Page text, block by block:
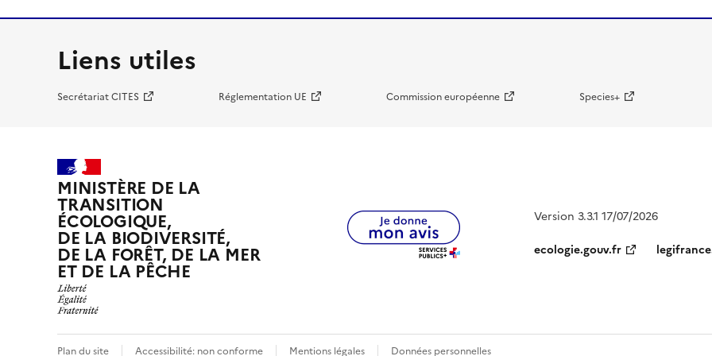
Liens utiles
Secrétariat CITES Réglementation UE Commission européenne Species+
MINISTÈRE DE LA
TRANSITION
ÉCOLOGIQUE,
DE LA BIODIVERSITÉ,
DE LA FORÊT, DE LA MER
ET DE LA PÊCHE
Version 3.3.1 17/07/2026
ecologie.gouv.fr
Plan du site Accessibilité: non conforme Mentions légales Données personnelles